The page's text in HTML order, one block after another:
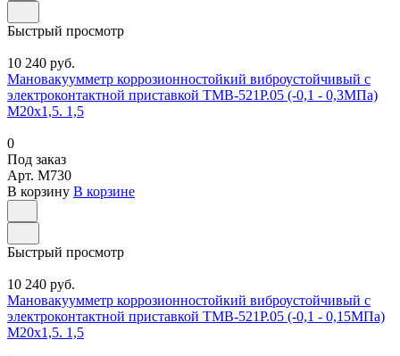
Быстрый просмотр
10 240 руб.
Мановакуумметр коррозионностойкий виброустойчивый с
электроконтактной приставкой ТМВ-521Р.05 (-0,1 - 0,3МПа)
М20х1,5. 1,5
0
Под заказ
Арт. M730
В корзину В корзине
Быстрый просмотр
10 240 руб.
Мановакуумметр коррозионностойкий виброустойчивый с
электроконтактной приставкой ТМВ-521Р.05 (-0,1 - 0,15МПа)
М20х1,5. 1,5